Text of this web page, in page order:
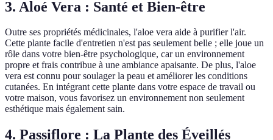
3. Aloé Vera : Santé et Bien-être
Outre ses propriétés médicinales, l'aloe vera aide à purifier l'air.
Cette plante facile d'entretien n'est pas seulement belle ; elle joue un
rôle dans votre bien-être psychologique, car un environnement
propre et frais contribue à une ambiance apaisante. De plus, l'aloe
vera est connu pour soulager la peau et améliorer les conditions
cutanées. En intégrant cette plante dans votre espace de travail ou
votre maison, vous favorisez un environnement non seulement
esthétique mais également sain.
4. Passiflore : La Plante des Éveillés